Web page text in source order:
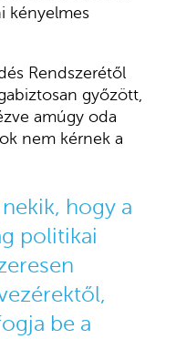
kényelmes
Rendszerétől
győzött,
amúgy oda
nem kérnek a
hogy a
politikai
be a